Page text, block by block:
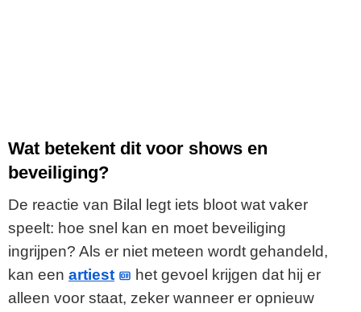
Wat betekent dit voor shows en
beveiliging?
De reactie van Bilal legt iets bloot wat vaker
speelt: hoe snel kan en moet beveiliging
ingrijpen? Als er niet meteen wordt gehandeld,
kan een artiest
het gevoel krijgen dat hij er
alleen voor staat, zeker wanneer er opnieuw